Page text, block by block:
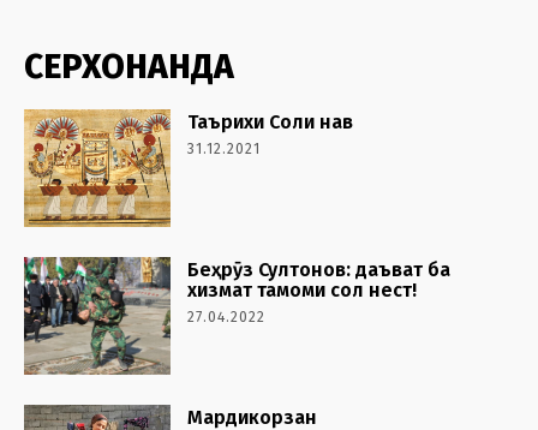
СЕРХОНАНДА
Таърихи Соли нав
31.12.2021
Беҳрӯз Султонов: даъват ба
хизмат тамоми сол нест!
27.04.2022
Мардикорзан